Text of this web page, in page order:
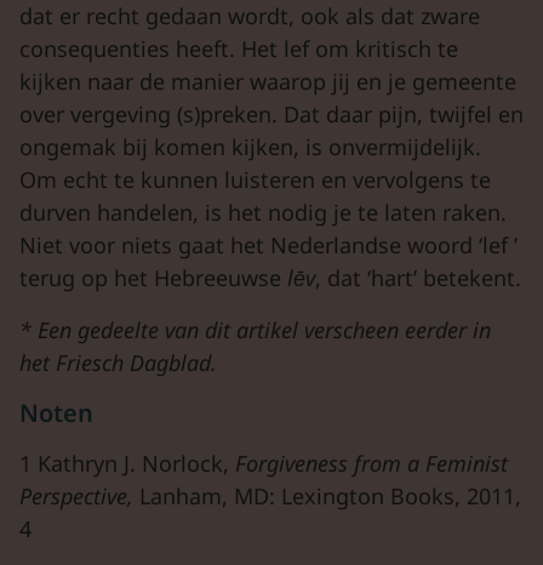
dat er recht gedaan wordt, ook als dat zware
consequenties heeft. Het lef om kritisch te
kijken naar de manier waarop jij en je gemeente
over vergeving (s)preken. Dat daar pijn, twijfel en
ongemak bij komen kijken, is onvermijdelijk.
Om echt te kunnen luisteren en vervolgens te
durven handelen, is het nodig je te laten raken.
Niet voor niets gaat het Nederlandse woord ‘lef ’
terug op het Hebreeuwse lēv, dat ‘hart’ betekent.
* Een gedeelte van dit artikel verscheen eerder in
het Friesch Dagblad.
Noten
1 Kathryn J. Norlock, Forgiveness from a Feminist
Perspective, Lanham, MD: Lexington Books, 2011,
4